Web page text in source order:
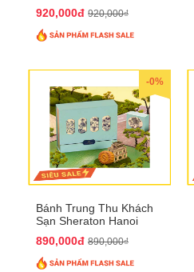
QTTT26
920,000đ 920,000₫
-0%
Bánh Trung Thu Khách
Sạn Sheraton Hanoi
890,000đ 890,000₫